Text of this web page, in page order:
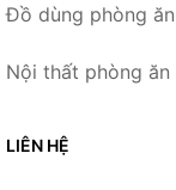
Đồ dùng phòng ăn
Nội thất phòng ăn
LIÊN HỆ